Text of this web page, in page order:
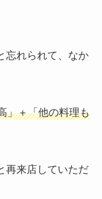
忘れられて、なか
」＋「他の料理も
再来店していただ